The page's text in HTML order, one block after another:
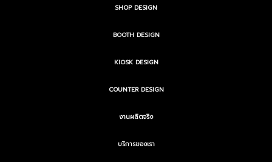
SHOP DESIGN
BOOTH DESIGN
KIOSK DESIGN
COUNTER DESIGN
งานผลิตจริง
บริการของเรา